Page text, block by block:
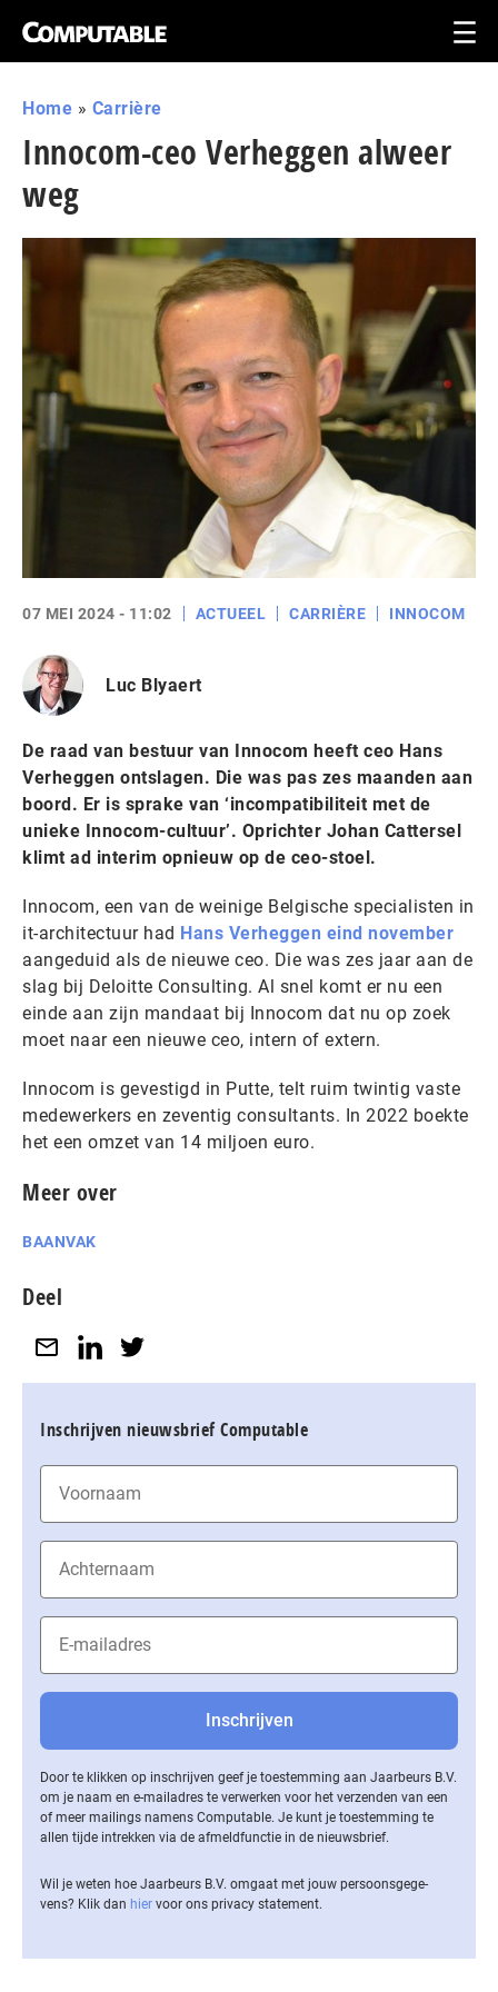
Home » Carrière
Innocom-ceo Verheggen alweer
weg
07 MEI 2024 - 11:02 ACTUEEL CARRIÈRE INNOCOM
Luc Blyaert
De raad van bestuur van Innocom heeft ceo Hans
Verheggen ontslagen. Die was pas zes maanden aan
boord. Er is sprake van ‘incompatibiliteit met de
unieke Innocom-cultuur’. Oprichter Johan Cattersel
klimt ad interim opnieuw op de ceo-stoel.
Innocom, een van de weinige Belgische specialisten in
it-architectuur had Hans Verheggen eind november
aangeduid als de nieuwe ceo. Die was zes jaar aan de
slag bij Deloitte Consulting. Al snel komt er nu een
einde aan zijn mandaat bij Innocom dat nu op zoek
moet naar een nieuwe ceo, intern of extern.
Innocom is gevestigd in Putte, telt ruim twintig vaste
medewerkers en zeventig consultants. In 2022 boekte
het een omzet van 14 miljoen euro.
Meer over
BAANVAK
Deel
Inschrijven nieuwsbrief Computable
Door te klikken op inschrijven geef je toestemming aan Jaarbeurs B.V.
om je naam en e-mailadres te verwerken voor het verzenden van een
of meer mailings namens Computable. Je kunt je toestemming te
allen tijde intrekken via de af­meld­func­tie in de nieuwsbrief.
Wil je weten hoe Jaarbeurs B.V. omgaat met jouw per­soons­ge­ge­
vens? Klik dan hier voor ons privacy statement.